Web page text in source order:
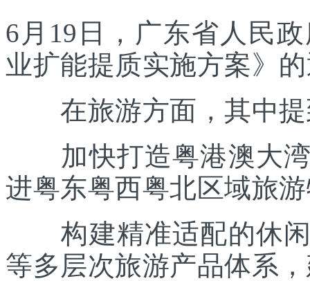
6月19日，广东省人民
业扩能提质实施方案》
在旅游方面，其中提
加快打造粤港澳大湾
进粤东粤西粤北区域旅
构建精准适配的休闲
等多层次旅游产品体系